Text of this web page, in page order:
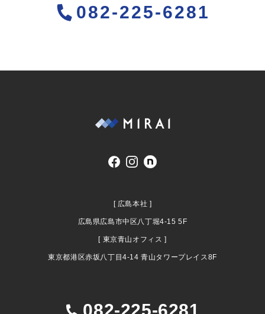
082-225-6281
[ 広島本社 ]
広島県広島市中区八丁堀4-15 5F
[ 東京青山オフィス ]
東京都港区赤坂八丁目4-14 青山タワープレイス8F